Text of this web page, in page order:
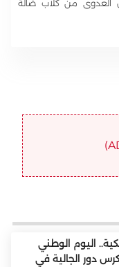
العدوى من كلاب ضالة
اليوم الوطني
دور الجالية في